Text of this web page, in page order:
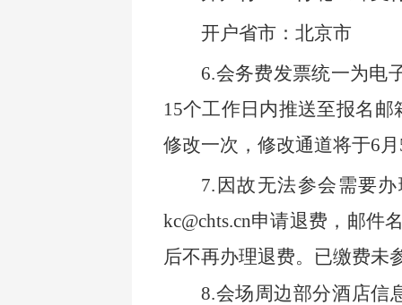
开户省市：北京市
6.会务费发票统一为电
15个工作日内推送至报名
修改一次，修改通道将于6
7. 因故无法参会需要
kc@chts.cn申请退费，邮件
后不再办理退费。已缴费未
8.会场周边部分酒店信